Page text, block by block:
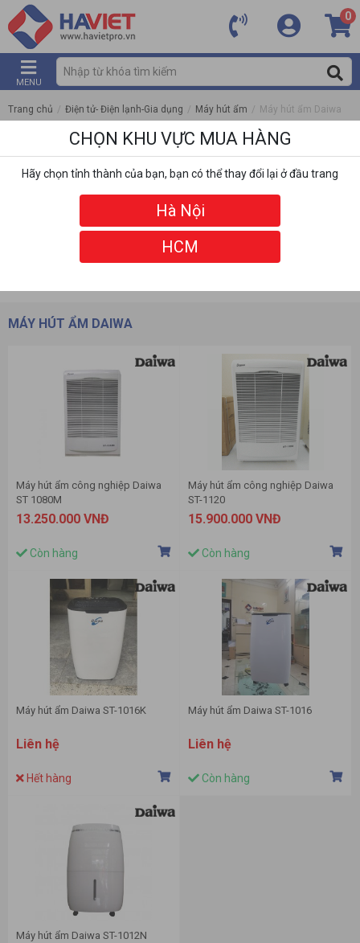
0
MENU
Trang chủ / Điện tử- Điện lạnh-Gia dụng / Máy hút ẩm / Máy hút ẩm Daiwa
MÁY HÚT ẨM DAIWA
Máy hút ẩm công nghiệp Daiwa
ST 1080M
13.250.000 VNĐ
Còn hàng
Máy hút ẩm công nghiệp Daiwa
ST-1120
15.900.000 VNĐ
Còn hàng
Máy hút ẩm Daiwa ST-1016K
Liên hệ
Hết hàng
Máy hút ẩm Daiwa ST-1016
Liên hệ
Còn hàng
Máy hút ẩm Daiwa ST-1012N
CHỌN KHU VỰC MUA HÀNG
Hãy chọn tỉnh thành của bạn, bạn có thể thay đổi lại ở đầu trang
Hà Nội
HCM